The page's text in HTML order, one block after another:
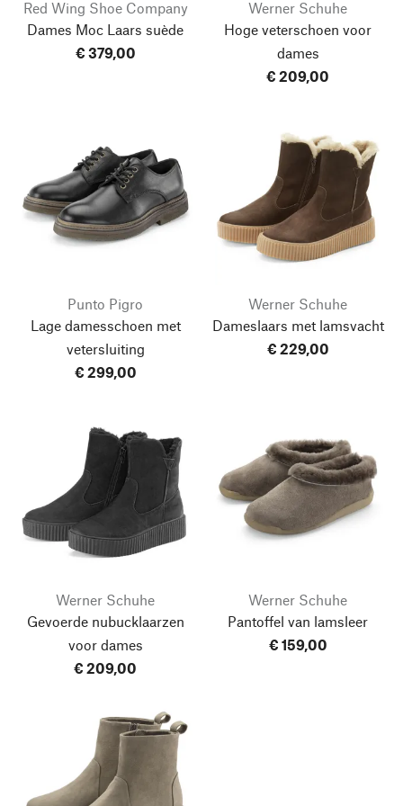
Red Wing Shoe Company
Dames Moc Laars suède
€ 379,00
Werner Schuhe
Hoge veterschoen voor
dames
€ 209,00
Punto Pigro
Lage damesschoen met
vetersluiting
€ 299,00
Werner Schuhe
Dameslaars met lamsvacht
€ 229,00
Werner Schuhe
Gevoerde nubucklaarzen
voor dames
€ 209,00
Werner Schuhe
Pantoffel van lamsleer
€ 159,00